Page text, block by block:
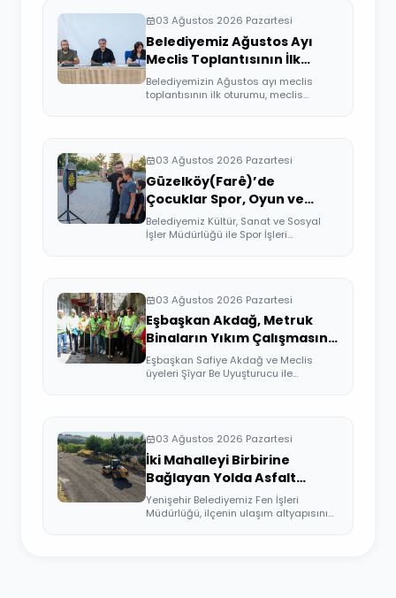
03 Ağustos 2026 Pazartesi
Belediyemiz Ağustos Ayı
Meclis Toplantısının İlk
Oturumu Gerçekleşti
Belediyemizin Ağustos ayı meclis
toplantısının ilk oturumu, meclis
03 Ağustos 2026 Pazartesi
Güzelköy(Farê)’de
Çocuklar Spor, Oyun ve
Sinemayla Buluştu
Belediyemiz Kültür, Sanat ve Sosyal
İşler Müdürlüğü ile Spor İşleri
03 Ağustos 2026 Pazartesi
Eşbaşkan Akdağ, Metruk
Binaların Yıkım Çalışmasına
Katıldı
Eşbaşkan Safiye Akdağ ve Meclis
üyeleri Şîyar Be Uyuşturucu ile
03 Ağustos 2026 Pazartesi
İki Mahalleyi Birbirine
Bağlayan Yolda Asfalt
Çalışması
Yenişehir Belediyemiz Fen İşleri
Müdürlüğü, ilçenin ulaşım altyapısını